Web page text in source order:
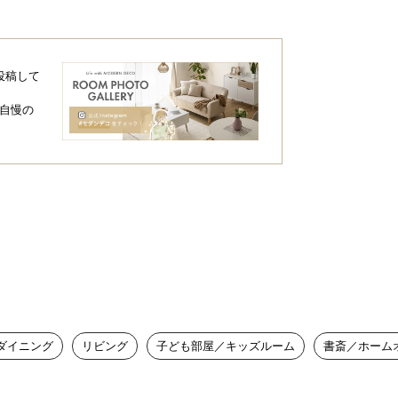
稿して
慢の
イニング リビング 子ども部屋／キッズルーム 書斎／ホーム